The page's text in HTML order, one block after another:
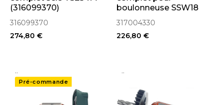
(316099370)
316099370
274,80 €
boulonneuse SSW18
LTX 600 (317004330)
317004330
226,80 €
..
Pré-commande
..